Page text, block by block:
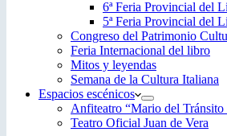
6ª Feria Provincial del
5ª Feria Provincial del
Congreso del Patrimonio
Feria Internacional del libro
Mitos y leyendas
Semana de la Cultura Italiana
Espacios escénicos
Anfiteatro “Mario del Tránsito
Teatro Oficial Juan de Vera